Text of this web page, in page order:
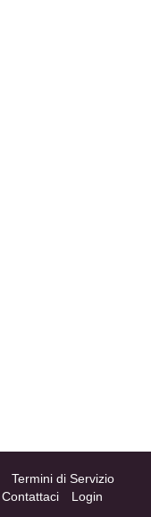
Termini di Servizio
Contattaci Login